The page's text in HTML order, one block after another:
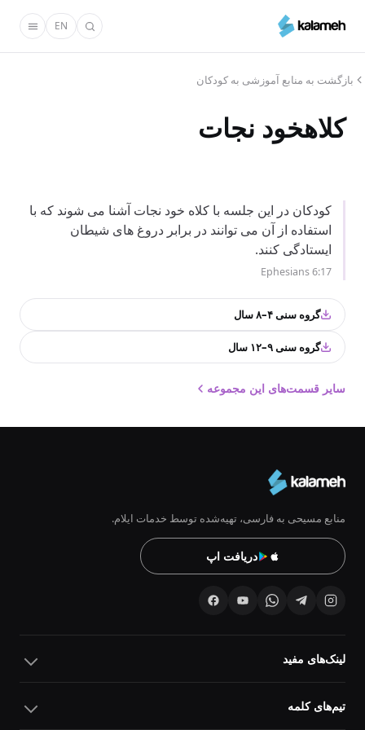
محتوای
EN
بازگشت به منابع آموزشی به کودکان
کلاهخود نجات
کودکان در این جلسه با کلاه خود نجات آشنا می شوند که با
استفاده از آن می توانند در برابر دروغ های شیطان
ایستادگی کنند.
Ephesians 6:17
گروه سنی ۴–۸ سال
گروه سنی ۹–۱۲ سال
سایر قسمت‌های این مجموعه
منابع مسیحی به فارسی، تهیه‌شده توسط خدمات ایلام.
دریافت اپ
لینک‌های مفید
تیم‌های کلمه